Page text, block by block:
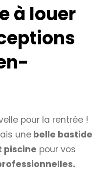
à louer
pour la rentrée !
une belle bastide
piscine pour vos